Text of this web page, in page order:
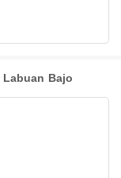
Bajo